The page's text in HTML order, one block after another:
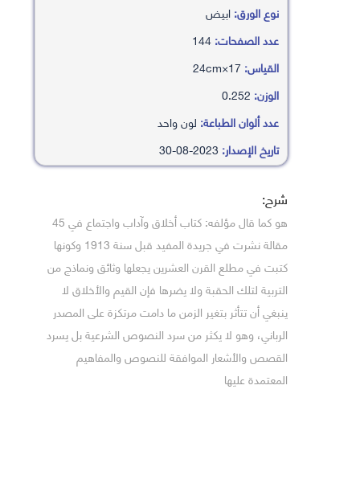
نوع الورق:ابيض
عدد الصفحات:
القياس:
الوزن:
عدد ألوان الطباعة: لون واحد
تاريخ الإصدار:
شرح:
هو كما قال مؤلفه: كتاب أخلاق وآداب واجتماع في 45
مقالة نشرت في جريدة المفيد قبل سنة 1913 وكونها
كتبت في مطلع القرن العشرين يجعلها وثائق ونماذج من
التربية لتلك الحقبة ولا يضرها فإن القيم والأخلاق لا
ينبغي أن تتأثر بتغير الزمن ما دامت مرتكزة على المصدر
الرباني، وهو لا يكثر من سرد النصوص الشرعية بل يسرد
القصص والأشعار الموافقة للنصوص والمفاهيم
المعتمدة عليها